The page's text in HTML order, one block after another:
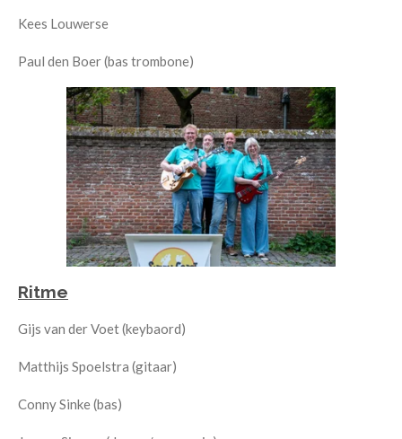
Kees Louwerse
Paul den Boer (bas trombone)
Ritme
Gijs van der Voet (keybaord)
Matthijs Spoelstra (gitaar)
Conny Sinke (bas)